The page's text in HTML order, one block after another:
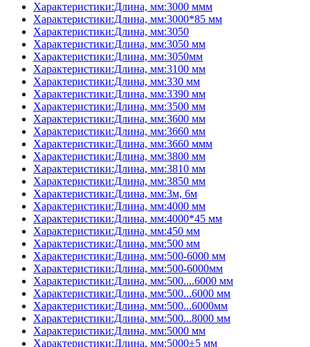
Характеристики:Длина, мм:3000 ммм
Характеристики:Длина, мм:3000*85 мм
Характеристики:Длина, мм:3050
Характеристики:Длина, мм:3050 мм
Характеристики:Длина, мм:3050мм
Характеристики:Длина, мм:3100 мм
Характеристики:Длина, мм:330 мм
Характеристики:Длина, мм:3390 мм
Характеристики:Длина, мм:3500 мм
Характеристики:Длина, мм:3600 мм
Характеристики:Длина, мм:3660 мм
Характеристики:Длина, мм:3660 ммм
Характеристики:Длина, мм:3800 мм
Характеристики:Длина, мм:3810 мм
Характеристики:Длина, мм:3850 мм
Характеристики:Длина, мм:3м, 6м
Характеристики:Длина, мм:4000 мм
Характеристики:Длина, мм:4000*45 мм
Характеристики:Длина, мм:450 мм
Характеристики:Длина, мм:500 мм
Характеристики:Длина, мм:500-6000 мм
Характеристики:Длина, мм:500-6000мм
Характеристики:Длина, мм:500....6000 мм
Характеристики:Длина, мм:500...6000 мм
Характеристики:Длина, мм:500...6000мм
Характеристики:Длина, мм:500...8000 мм
Характеристики:Длина, мм:5000 мм
Характеристики:Длина, мм:5000±5 мм